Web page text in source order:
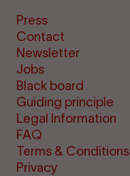
Press
Contact
Newsletter
Jobs
Black board
Guiding principle
Legal Information
FAQ
Terms & Conditions
Privacy